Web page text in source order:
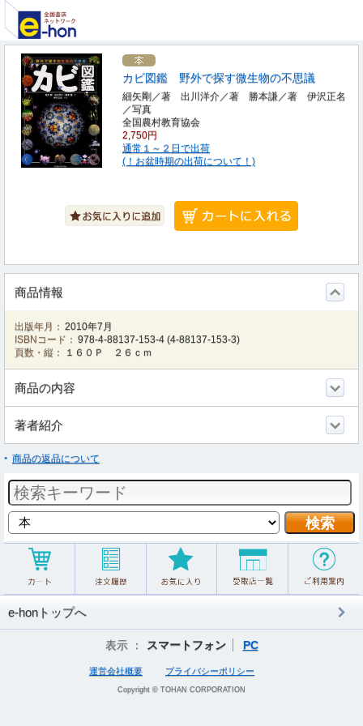
カビ図鑑 野外で探す微生物の不思議
細矢剛／著 出川洋介／著 勝本謙／著 伊沢正名
／写真
全国農村教育協会
2,750円
通常１～２日で出荷
(！お盆時期の出荷について！)
商品情報
出版年月： 2010年7月
ISBNコード： 978-4-88137-153-4 (4-88137-153-3)
頁数・縦：
１６０Ｐ ２６ｃｍ
商品の内容
著者紹介
商品の返品について
e-honトップへ
表示 ： スマートフォン PC
運営会社概要 プライバシーポリシー
Copyright © TOHAN CORPORATION